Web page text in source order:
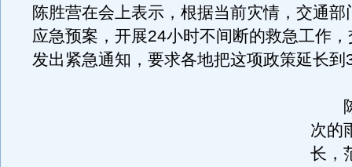
陈胜营在会上表示，根据当前灾情，交通部
应急预案，开展24小时不间断的救急工作
发出紧急通知，要求各地把这项政策延长到
陈
次的
长，